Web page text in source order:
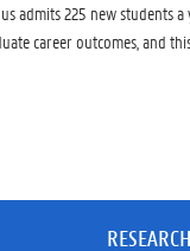
admits 225 new students
career outcomes, and
RESEARCH